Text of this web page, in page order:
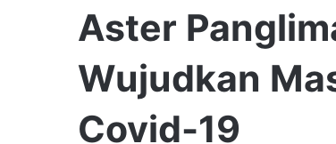
Aster
Wujudkan
Covid-19